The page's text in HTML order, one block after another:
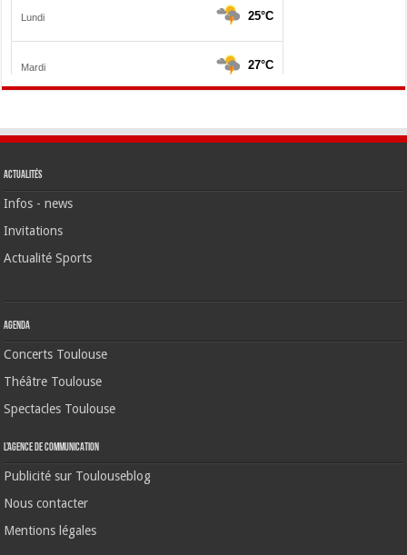
Actualités
Infos - news
Invitations
Actualité Sports
Agenda
Concerts Toulouse
Théâtre Toulouse
Spectacles Toulouse
L’agence de communication
Publicité sur Toulouseblog
Nous contacter
Mentions légales